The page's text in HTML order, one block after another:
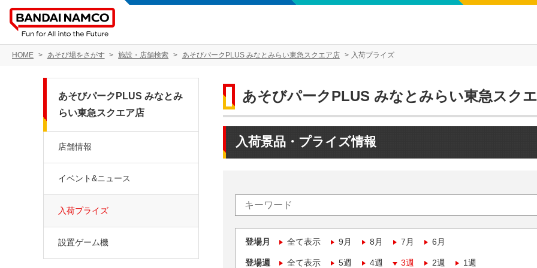
HOME あそび場をさがす 施設・店舗検索 あそびパークPLUS みなとみらい東急スクエア店 入荷プライズ
あそびパークPLUS みなとみらい東急スク
入荷景品・プライズ情報
登場月 全て表示 9月 8月 7月 6月
登場週 全て表示 5週 4週 3週 2週 1週
あそびパークPLUS みなとみ
らい東急スクエア店
店舗情報
イベント&ニュース
入荷プライズ
設置ゲーム機